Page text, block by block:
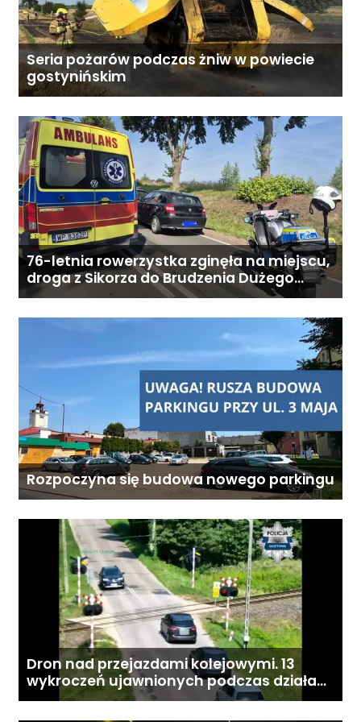
indywidualnych potrzeb
podopiecznego. Zadzwoń: 726
284 828 Poniedziałek–piątek,
9:00–18:00
Seria pożarów podczas żniw w powiecie
gostynińskim
76-letnia rowerzystka zginęła na miejscu,
droga z Sikorza do Brudzenia Dużego
zablokowana
Rozpoczyna się budowa nowego parkingu
Dron nad przejazdami kolejowymi. 13
wykroczeń ujawnionych podczas działań
„Bezpieczny przejazd kolejowy”